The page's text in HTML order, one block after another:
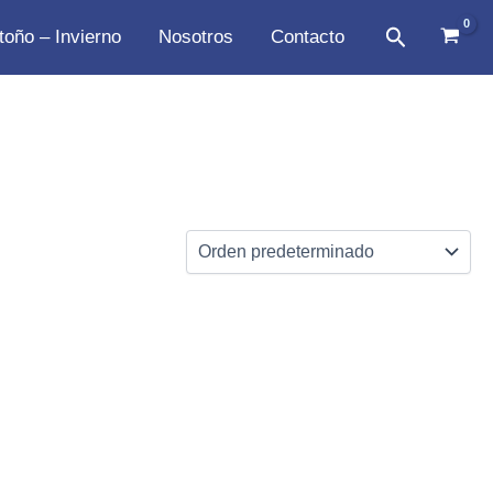
– Invierno Nosotros Contacto Buscar